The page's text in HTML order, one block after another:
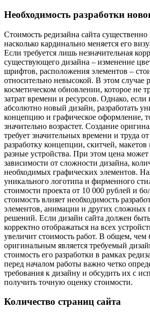
Необходимость разработки
Стоимость редизайна сайта существенно
насколько кардинально меняется его
Если требуется лишь незначительная
существующего дизайна – изменение
шрифтов, расположения элементов –
относительно невысокой. В этом случае
косметическом обновлении, которое не
затрат времени и ресурсов. Однако, если
абсолютно новый дизайн, разработать
концепцию и графическое оформление,
значительно возрастет. Создание
требует значительных времени и труда
разработку концепции, скитчей,
разные устройства. При этом цена может
зависимости от сложности дизайна,
необходимых графических элементов.
уникального логотипа и фирменного
стоимости проекта от 10 000 рублей и
стоимость влияет необходимость
элементов, анимации и других сложных
решений. Если дизайн сайта должен
корректно отображаться на всех
увеличит стоимость работ. В общем,
оригинальным является требуемый
стоимость его разработки в рамках
перед началом работы важно четко
требования к дизайну и обсудить их с
получить точную оценку стоимости.
Количество страниц сайта